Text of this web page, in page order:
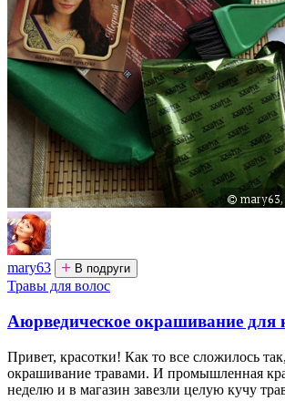
mary63 В подруги
Травы для волос
Аюрведическое окрашивание для
Привет, красотки! Как то все сложилось
окрашивание травами. И промышленная
неделю и в магазин завезли целую кучу